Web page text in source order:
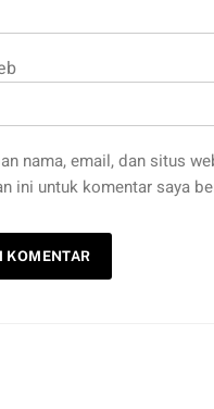
nama, email, dan situs
ini untuk komentar saya